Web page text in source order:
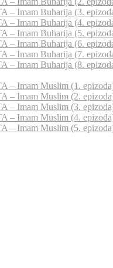
– Imam Buharija (3.
– Imam Buharija (4.
– Imam Buharija (5.
– Imam Buharija (6.
– Imam Buharija (7.
– Imam Buharija (8.
– Imam Muslim (1.
– Imam Muslim (2.
– Imam Muslim (3.
– Imam Muslim (4.
– Imam Muslim (5.